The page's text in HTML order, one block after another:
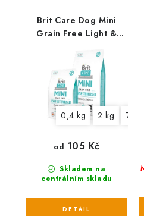
Brit Care Dog Mini
Grain Free Light &
0,4 kg 2 kg 7 kg
Skladem na
centrálním skladu
od 105 Kč